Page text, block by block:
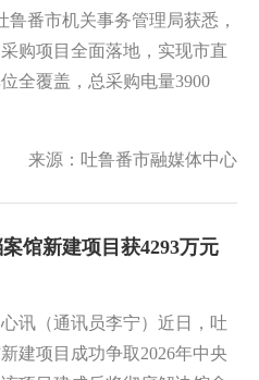
鲁番市机关事务管理局获悉，
购项目全面落地，实现市直
全覆盖，总采购电量3900
来源：吐鲁番市融媒体中心
馆新建项目获4293万元
讯（通讯员李宁）近日，吐
建项目成功争取2026年中央